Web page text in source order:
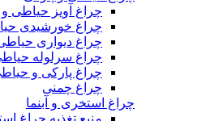
چراغ آویز حیاطی و
چراغ خورشیدی
چراغ دیواری
چراغ سرلوله
چراغ پارکی و
چراغ چمنی
چراغ استخری و آبنما
منبع تغذیه چراغ